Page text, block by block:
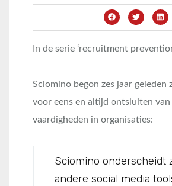
In de serie ‘recruitment
Sciomino begon zes jaar geleden
voor eens en altijd ontsluiten van
vaardigheden in organisaties:
Sciomino onderscheidt
andere social media